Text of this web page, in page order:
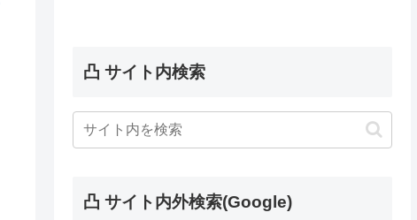
凸 サイト内検索
凸 サイト内外検索(Google)